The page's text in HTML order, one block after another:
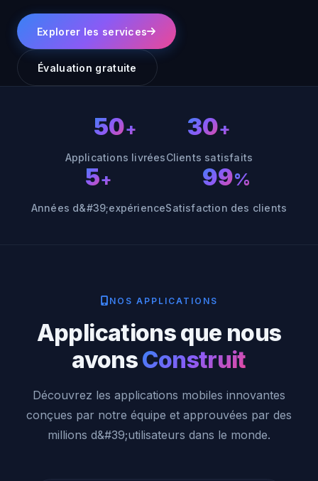
Explorer les services
Évaluation gratuite
50+
Applications livrées
30+
Clients satisfaits
5+
Années d&#39;expérience
99%
Satisfaction des clients
NOS APPLICATIONS
Applications que nous
avonsConstruit
Découvrez les applications mobiles innovantes
conçues par notre équipe et approuvées par des
millions d&#39;utilisateurs dans le monde.